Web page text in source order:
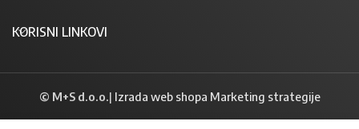
KORISNI LINKOVI
© M+S d.o.o.| Izrada web shopa Marketing strategije